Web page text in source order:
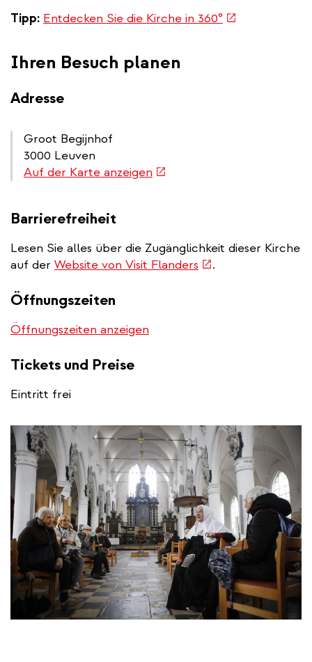
Tipp: Entdecken Sie die Kirche in 360° (link
Ihren Besuch planen
Adresse
Groot Begijnhof
3000 Leuven
Auf der Karte anzeigen (link
Barrierefreiheit
Lesen Sie alles über die Zugänglichkeit dieser Kirche
auf der Website von Visit Flanders (link.
Öffnungszeiten
Öffnungszeiten anzeigen
Tickets und Preise
Eintritt frei